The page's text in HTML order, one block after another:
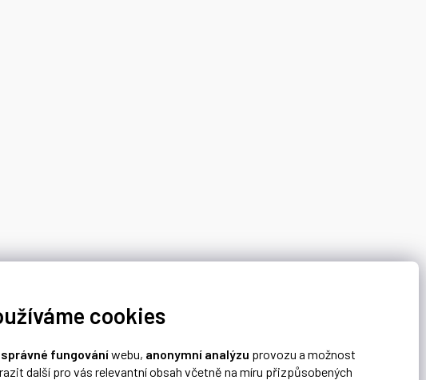
cookies
správné fungováníwebu, anonymní analýzu provozu a možnost
další pro vás relevantní obsah včetně na míru přizpůsobených